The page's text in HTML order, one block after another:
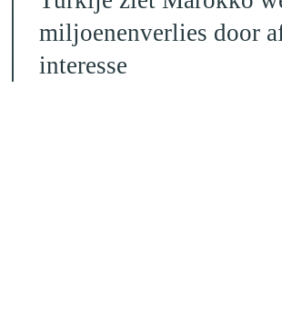
miljoenenverlies door
interesse